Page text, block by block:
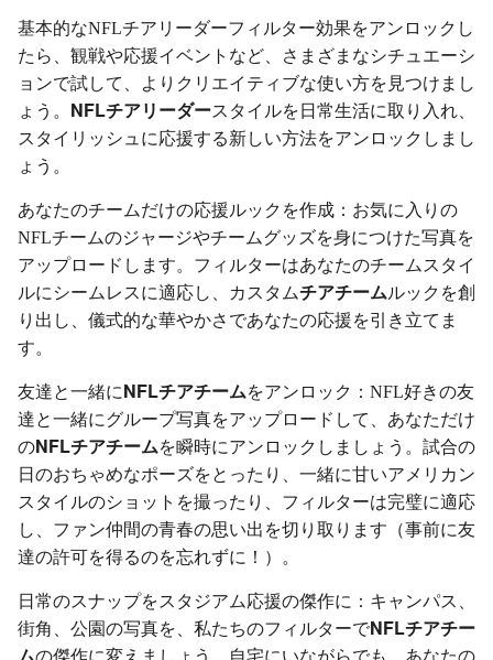
基本的なNFLチアリーダーフィルター効果をアンロックし
たら、観戦や応援イベントなど、さまざまなシチュエーシ
ョンで試して、よりクリエイティブな使い方を見つけまし
ょう。 NFLチアリーダースタイルを日常生活に取り入れ、
スタイリッシュに応援する新しい方法をアンロックしまし
ょう。
あなたのチームだけの応援ルックを作成：お気に入りの
NFLチームのジャージやチームグッズを身につけた写真を
アップロードします。フィルターはあなたのチームスタイ
ルにシームレスに適応し、カスタムチアチームルックを創
り出し、儀式的な華やかさであなたの応援を引き立てま
す。
友達と一緒にNFLチアチームをアンロック：NFL好きの友
達と一緒にグループ写真をアップロードして、あなただけ
のNFLチアチームを瞬時にアンロックしましょう。試合の
日のおちゃめなポーズをとったり、一緒に甘いアメリカン
スタイルのショットを撮ったり、フィルターは完璧に適応
し、ファン仲間の青春の思い出を切り取ります（事前に友
達の許可を得るのを忘れずに！）。
日常のスナップをスタジアム応援の傑作に：キャンパス、
街角、公園の写真を、私たちのフィルターでNFLチアチー
の傑作に変えましょう。自宅にいながらでも、あなたの